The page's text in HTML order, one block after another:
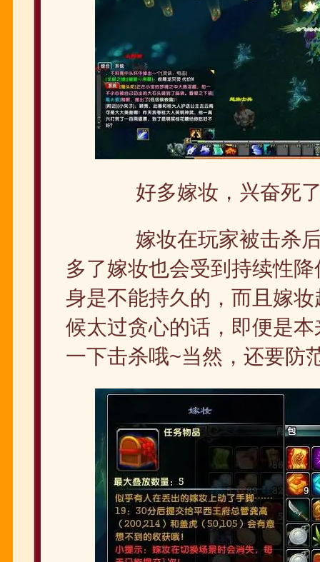
好多嫁妆，兴奋死
嫁妆在玩家被击杀后
多了嫁妆也会受到持续性
身是不能持久的，而且嫁
候太过贪心的话，即便是
一下击杀哦~当然，还要防